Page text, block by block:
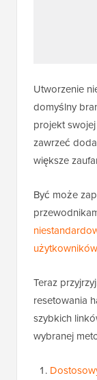
Utworzenie
domyślny
projekt
zawrzeć
większe
Być może
użytkowników
Teraz
resetowania
szybkich
wybranej